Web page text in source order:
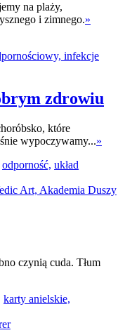
na plaży,
i zimnego.»
zdrowiu
które
wypoczywamy...»
odporność, układ
czynią cuda. Tłum
karty anielskie,